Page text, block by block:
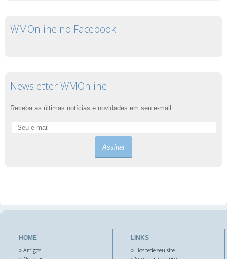
WMOnline no Facebook
Newsletter WMOnline
Receba as últimas notícias e novidades em seu e-mail.
HOME
» Artigos
LINKS
» Hospede seu site